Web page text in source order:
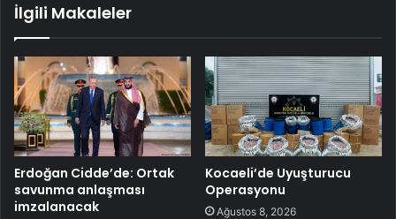
İlgili Makaleler
Erdoğan Cidde’de: Ortak
savunma anlaşması
imzalanacak
Kocaeli’de Uyuşturucu
Operasyonu
Ağustos 8, 2026